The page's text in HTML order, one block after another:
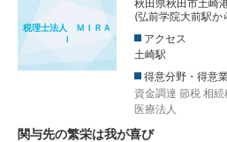
税理士法人 ＭＩＲＡ
Ｉ
秋田県秋田市土崎
(弘前学院大前駅か
アクセス
土崎駅
得意分野・得意
資金調達 節税 相続
医療法人
関与先の繁栄は我が喜び